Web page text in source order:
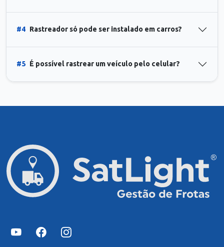
#4 Rastreador só pode ser instalado em carros?
#5 É possível rastrear um veículo pelo celular?